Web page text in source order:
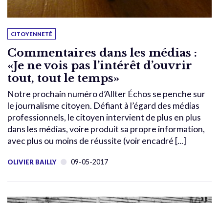
CITOYENNETÉ
Commentaires dans les médias :
«Je ne vois pas l’intérêt d’ouvrir
tout, tout le temps»
Notre prochain numéro d’Allter Échos se penche sur
le journalisme citoyen. Défiant à l’égard des médias
professionnels, le citoyen intervient de plus en plus
dans les médias, voire produit sa propre information,
avec plus ou moins de réussite (voir encadré [...]
OLIVIER BAILLY 09-05-2017